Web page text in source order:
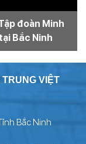
đoàn Minh
Bắc Ninh
VIỆT
Bắc Ninh